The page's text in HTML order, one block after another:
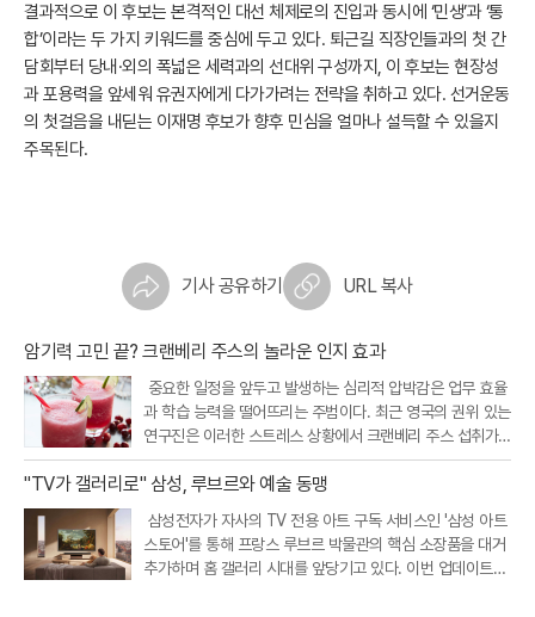
결과적으로 이 후보는 본격적인 대선 체제로의 진입과 동시에 ‘민생’과 ‘통
합’이라는 두 가지 키워드를 중심에 두고 있다. 퇴근길 직장인들과의 첫 간
담회부터 당내·외의 폭넓은 세력과의 선대위 구성까지, 이 후보는 현장성
과 포용력을 앞세워 유권자에게 다가가려는 전략을 취하고 있다. 선거운동
의 첫걸음을 내딛는 이재명 후보가 향후 민심을 얼마나 설득할 수 있을지
주목된다.
기사 공유하기 URL 복사
암기력 고민 끝? 크랜베리 주스의 놀라운 인지 효과
중요한 일정을 앞두고 발생하는 심리적 압박감은 업무 효율
과 학습 능력을 떨어뜨리는 주범이다. 최근 영국의 권위 있는
연구진은 이러한 스트레스 상황에서 크랜베리 주스 섭취가
인지 기능을 개선하고 정서적 안정을 돕는다는 흥미로운 연
구 결과를 내놓았다. 크랜베리에 풍부한 특정 항산화 성분이
"TV가 갤러리로" 삼성, 루브르와 예술 동맹
삼성전자가 자사의 TV 전용 아트 구독 서비스인 '삼성 아트
스토어'를 통해 프랑스 루브르 박물관의 핵심 소장품을 대거
추가하며 홈 갤러리 시대를 앞당기고 있다. 이번 업데이트를